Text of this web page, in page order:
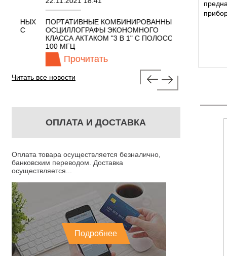
ПОРТАТИВНЫЕ КОМБИНИРОВАННЫЕ
ОСЦИЛЛОГРАФЫ ЭКОНОМНОГО
КЛАССА АКТАКОМ "3 В 1" С ПОЛОСОЙ
100 МГЦ
Прочитать
ОСЦИЛЛОГРАФЫ
Читать все новости
ОПЛАТА И ДОСТАВКА
Оплата товара осуществляется безналично,
банковским переводом. Доставка
осуществляется...
Подробнее
Д5092 - ВАТТМЕТР
МАЛОКОСИНУСНЫЙ